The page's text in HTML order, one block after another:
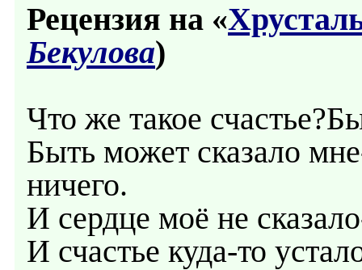
Рецензия на «
Бекулова)
Что же такое
Быть может сказало
ничего.
И сердце моё не
И счастье куда-то